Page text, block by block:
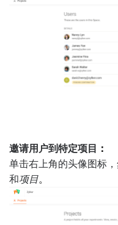
邀请用户到特定项目 ：
单击右上角的头像图标
和项目。